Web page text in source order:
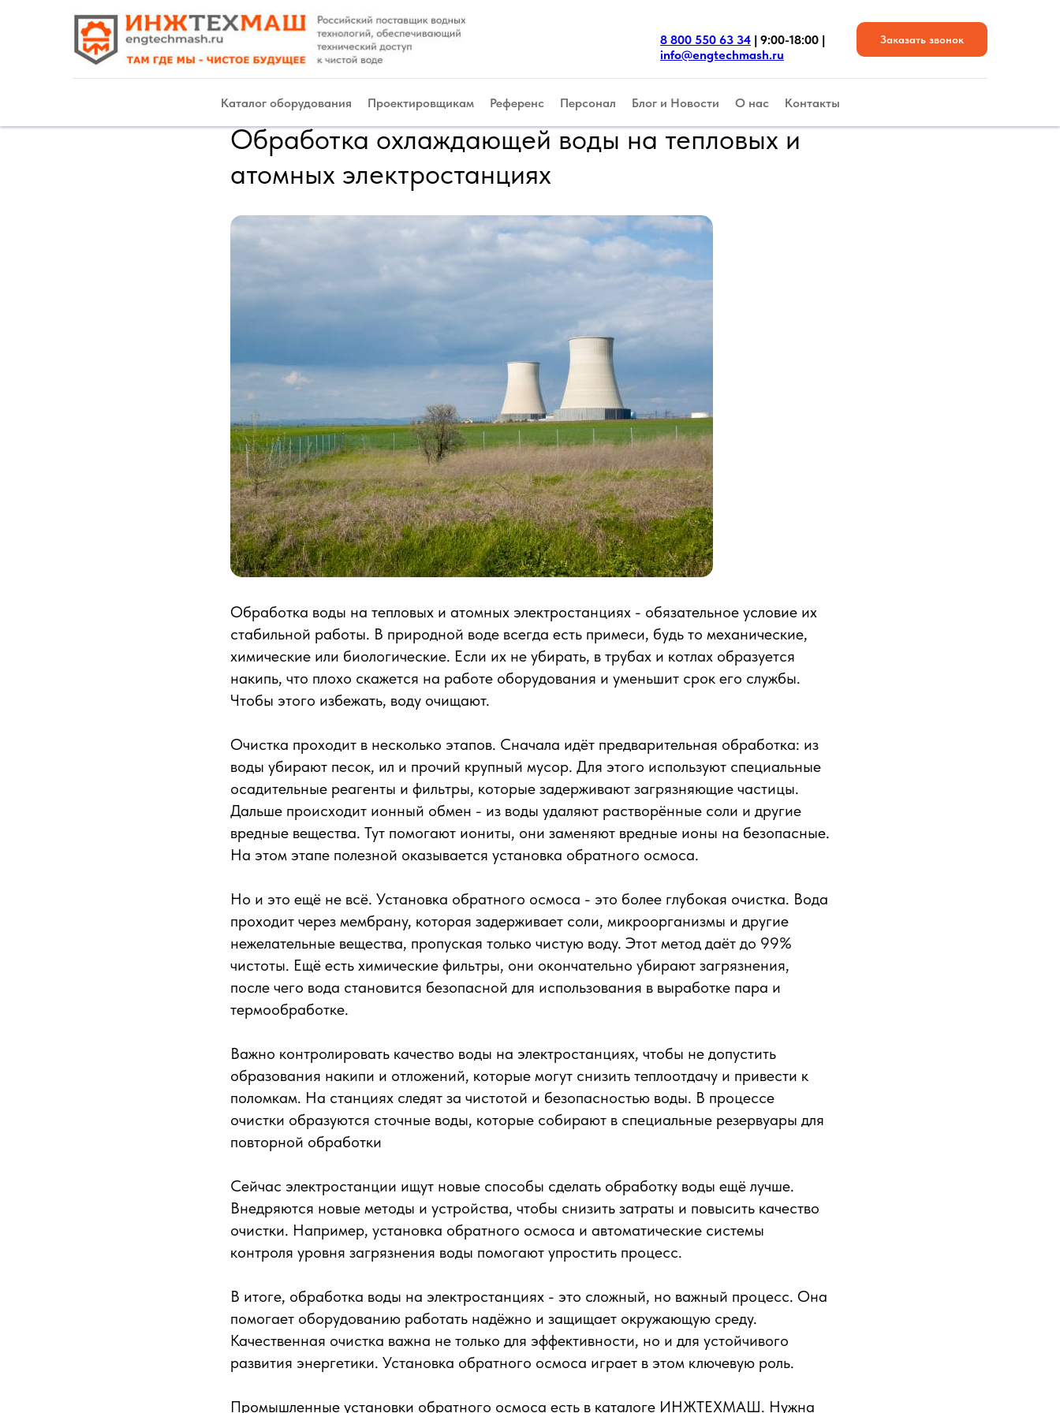
8 800 550 63 34 | 9:00-18:00 |
info@engtechmash.ru
Заказать звонок
Каталог оборудования Проектировщикам Референс Персонал Блог и Новости О нас Контакты
Обработка охлаждающей воды на тепловых и
атомных электростанциях
Обработка воды на тепловых и атомных электростанциях - обязательное условие их
стабильной работы. В природной воде всегда есть примеси, будь то механические,
химические или биологические. Если их не убирать, в трубах и котлах образуется
накипь, что плохо скажется на работе оборудования и уменьшит срок его службы.
Чтобы этого избежать, воду очищают.
Очистка проходит в несколько этапов. Сначала идёт предварительная обработка: из
воды убирают песок, ил и прочий крупный мусор. Для этого используют специальные
осадительные реагенты и фильтры, которые задерживают загрязняющие частицы.
Дальше происходит ионный обмен - из воды удаляют растворённые соли и другие
вредные вещества. Тут помогают иониты, они заменяют вредные ионы на безопасные.
На этом этапе полезной оказывается установка обратного осмоса.
Но и это ещё не всё. Установка обратного осмоса - это более глубокая очистка. Вода
проходит через мембрану, которая задерживает соли, микроорганизмы и другие
нежелательные вещества, пропуская только чистую воду. Этот метод даёт до 99%
чистоты. Ещё есть химические фильтры, они окончательно убирают загрязнения,
после чего вода становится безопасной для использования в выработке пара и
термообработке.
Важно контролировать качество воды на электростанциях, чтобы не допустить
образования накипи и отложений, которые могут снизить теплоотдачу и привести к
поломкам. На станциях следят за чистотой и безопасностью воды. В процессе
очистки образуются сточные воды, которые собирают в специальные резервуары для
повторной обработки
Сейчас электростанции ищут новые способы сделать обработку воды ещё лучше.
Внедряются новые методы и устройства, чтобы снизить затраты и повысить качество
очистки. Например, установка обратного осмоса и автоматические системы
контроля уровня загрязнения воды помогают упростить процесс.
В итоге, обработка воды на электростанциях - это сложный, но важный процесс. Она
помогает оборудованию работать надёжно и защищает окружающую среду.
Качественная очистка важна не только для эффективности, но и для устойчивого
развития энергетики. Установка обратного осмоса играет в этом ключевую роль.
Промышленные установки обратного осмоса есть в каталоге ИНЖТЕХМАШ. Нужна